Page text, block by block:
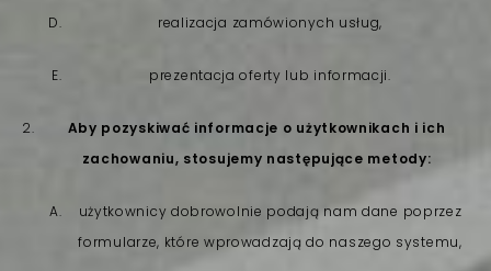
realizacja zamówionych usług,
prezentacja oferty lub informacji.
Aby pozyskiwać informacje o użytkownikach i ich
zachowaniu, stosujemy następujące metody:
użytkownicy dobrowolnie podają nam dane poprzez
formularze, które wprowadzają do naszego systemu,